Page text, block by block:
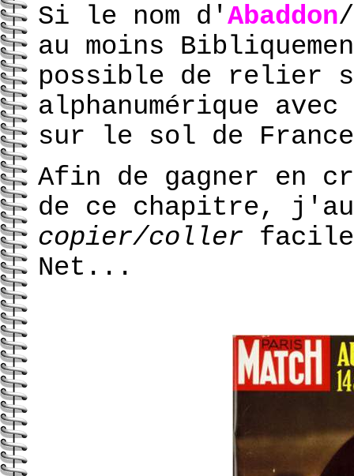
Si le nom d' Abaddon/
au moins
possible de relier
alphanumérique
sur le sol de
Afin de gagner en
de ce chapitre,
copier/coller
Net...